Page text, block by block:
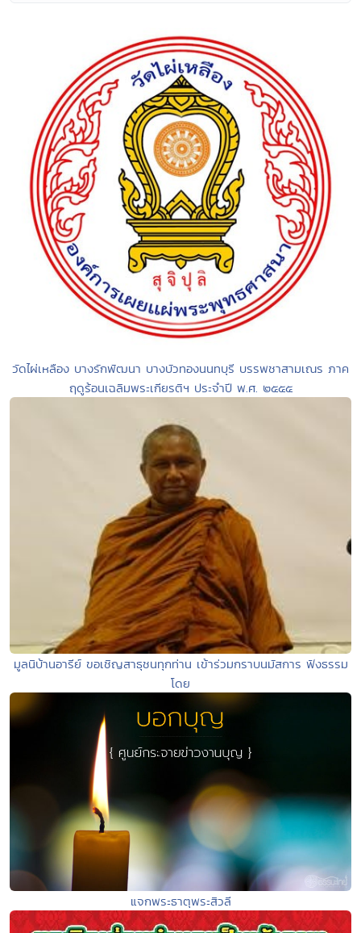
วัดไผ่เหลือง บางรักพัฒนา บางบัวทองนนทบุรี บรรพชาสามเณร ภาค
ฤดูร้อนเฉลิมพระเกียรติฯ ประจำปี พ.ศ. ๒๕๕๕
มูลนิบ้านอารีย์ ขอเชิญสาธุชนทุกท่าน เข้าร่วมกราบนมัสการ ฟังธรรม
โดย
แจกพระธาตุพระสิวลี